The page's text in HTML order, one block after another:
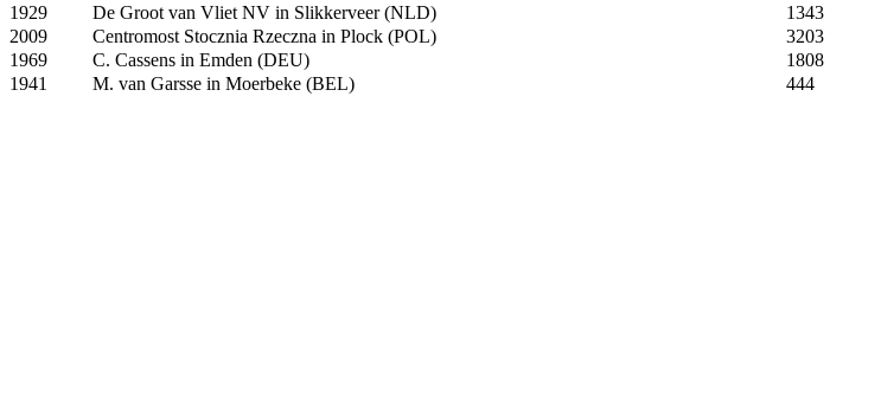
1929 De Groot van Vliet NV in Slikkerveer (NLD)
1343
2009 Centromost Stocznia Rzeczna in Plock (POL)
3203
1969 C. Cassens in Emden (DEU)
1808
1941 M. van Garsse in Moerbeke (BEL) 444